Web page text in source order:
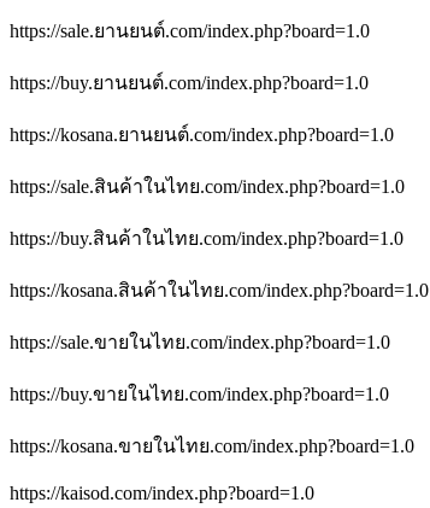
https://sale.ยานยนต์.com/index.php?board=1.0
https://buy.ยานยนต์.com/index.php?board=1.0
https://kosana.ยานยนต์.com/index.php?board=1.0
https://sale.สินค้าในไทย.com/index.php?board=1.0
https://buy.สินค้าในไทย.com/index.php?board=1.0
https://kosana.สินค้าในไทย.com/index.php?board=1.0
https://sale.ขายในไทย.com/index.php?board=1.0
https://buy.ขายในไทย.com/index.php?board=1.0
https://kosana.ขายในไทย.com/index.php?board=1.0
https://kaisod.com/index.php?board=1.0